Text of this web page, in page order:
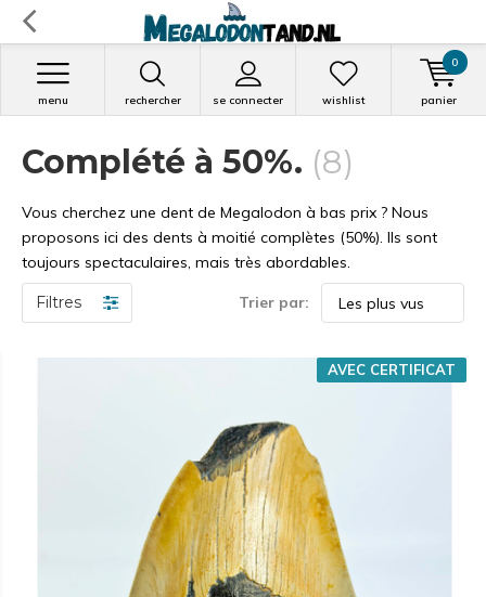
rechercher se connecter
menu wishlist panier
0
Complété à 50%. (8)
Vous cherchez une dent de Megalodon à bas prix ? Nous
proposons ici des dents à moitié complètes (50%). Ils sont
toujours spectaculaires, mais très abordables.
Filtres Trier par:
AVEC CERTIFICAT